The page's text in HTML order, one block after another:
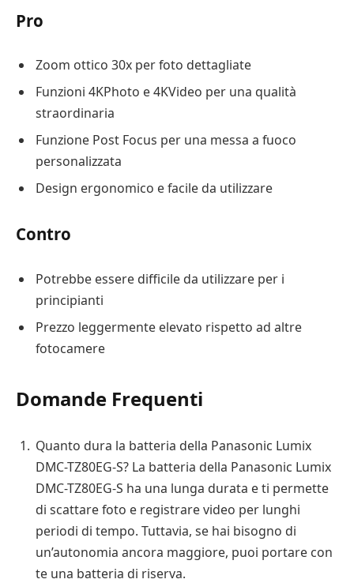
Pro
Zoom ottico 30x per foto dettagliate
Funzioni 4KPhoto e 4KVideo per una qualità
straordinaria
Funzione Post Focus per una messa a fuoco
personalizzata
Design ergonomico e facile da utilizzare
Contro
Potrebbe essere difficile da utilizzare per i
principianti
Prezzo leggermente elevato rispetto ad altre
fotocamere
Domande Frequenti
Quanto dura la batteria della Panasonic Lumix
DMC-TZ80EG-S? La batteria della Panasonic Lumix
DMC-TZ80EG-S ha una lunga durata e ti permette
di scattare foto e registrare video per lunghi
periodi di tempo. Tuttavia, se hai bisogno di
un’autonomia ancora maggiore, puoi portare con
te una batteria di riserva.